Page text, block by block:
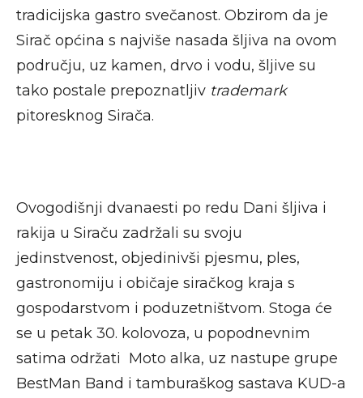
tradicijska gastro svečanost. Obzirom da je
Sirač općina s najviše nasada šljiva na ovom
području, uz kamen, drvo i vodu, šljive su
tako postale prepoznatljiv trademark
pitoresknog Sirača.
Ovogodišnji dvanaesti po redu Dani šljiva i
rakija u Siraču zadržali su svoju
jedinstvenost, objedinivši pjesmu, ples,
gastronomiju i običaje siračkog kraja s
gospodarstvom i poduzetništvom. Stoga će
se u petak 30. kolovoza, u popodnevnim
satima održati Moto alka, uz nastupe grupe
BestMan Band i tamburaškog sastava KUD-a